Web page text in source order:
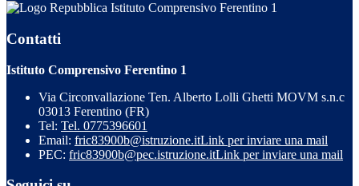
Istituto Comprensivo Ferentino 1
Contatti
Istituto Comprensivo Ferentino 1
Via Circonvallazione Ten. Alberto Lolli Ghetti MOVM s.n.c
03013 Ferentino (FR)
Tel: Tel. 0775396601
Email: fric83900b@istruzione.itLink per inviare una mail
PEC: fric83900b@pec.istruzione.itLink per inviare una mail